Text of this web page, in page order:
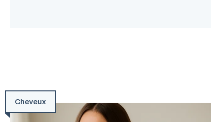
Cheveux